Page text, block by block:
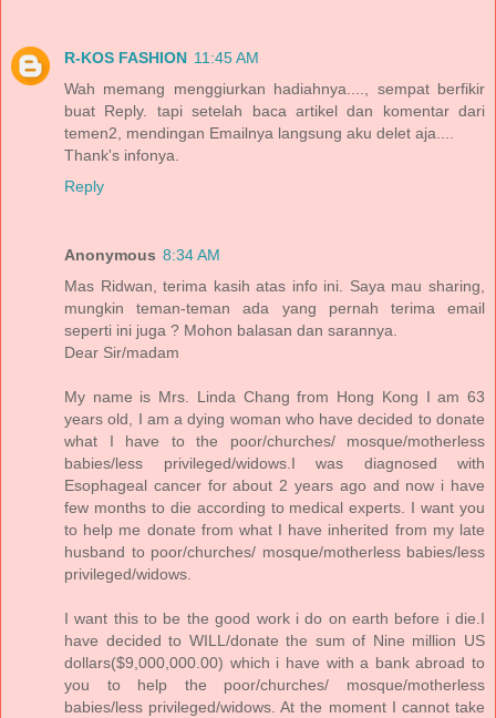
R-KOS FASHION 11:45 AM
Wah memang menggiurkan hadiahnya...., sempat berfikir
buat Reply. tapi setelah baca artikel dan komentar dari
temen2, mendingan Emailnya langsung aku delet aja....
Thank's infonya.
Reply
Anonymous 8:34 AM
Mas Ridwan, terima kasih atas info ini. Saya mau sharing,
mungkin teman-teman ada yang pernah terima email
seperti ini juga ? Mohon balasan dan sarannya.
Dear Sir/madam
My name is Mrs. Linda Chang from Hong Kong I am 63
years old, I am a dying woman who have decided to donate
what I have to the poor/churches/ mosque/motherless
babies/less privileged/widows.I was diagnosed with
Esophageal cancer for about 2 years ago and now i have
few months to die according to medical experts. I want you
to help me donate from what I have inherited from my late
husband to poor/churches/ mosque/motherless babies/less
privileged/widows.
I want this to be the good work i do on earth before i die.I
have decided to WILL/donate the sum of Nine million US
dollars($9,000,000.00) which i have with a bank abroad to
you to help the poor/churches/ mosque/motherless
babies/less privileged/widows. At the moment I cannot take